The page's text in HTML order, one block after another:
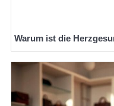
Warum ist die